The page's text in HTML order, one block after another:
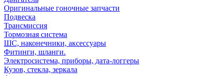
Оригинальные гоночные запчасти
Подвеска
Трансмиссия
Тормозная система
ШС, наконечники, аксессуары
Фитинги, шланги.
Электросистема, приборы, дата-логгеры
Кузов, стекла, зеркала